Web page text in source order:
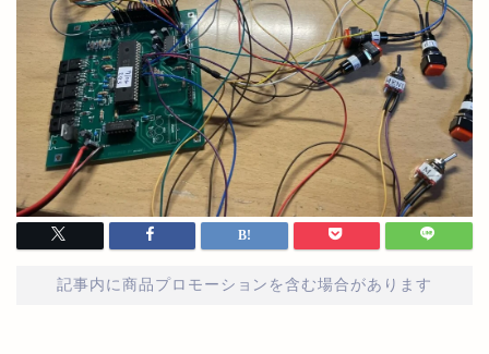
記事内に商品プロモーションを含む場合があります